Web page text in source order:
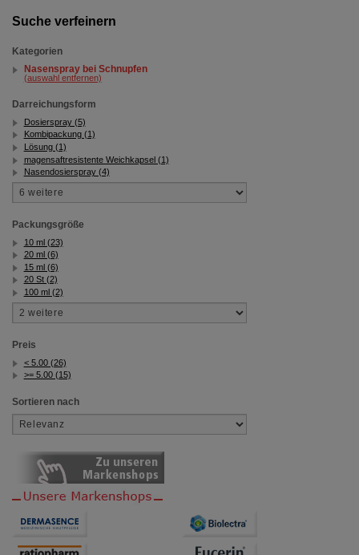
Suche verfeinern
Kategorien
Nasenspray bei Schnupfen
(auswahl entfernen)
Darreichungsform
Dosierspray (5)
Kombipackung (1)
Lösung (1)
magensaftresistente Weichkapsel (1)
Nasendosierspray (4)
Packungsgröße
10 ml (23)
20 ml (6)
15 ml (6)
20 St (2)
100 ml (2)
Preis
< 5.00 (26)
>= 5.00 (15)
Sortieren nach